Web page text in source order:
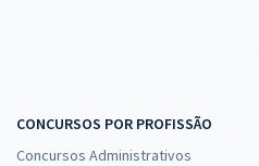
CONCURSOS POR PROFISSÃO
Concursos Administrativos